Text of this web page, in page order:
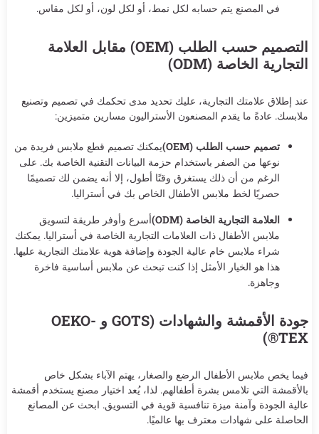
في المصنع يتم حسابه لكل نمط، أو لكل لون، أو لكل مقاس.
التصميم حسب الطلب (OEM) مقابل العلامة
التجارية الخاصة (ODM)
عند إطلاق علامتك التجارية، عليك تحديد مدى تحكمك في تصميم وتصنيع
ملابسك. عادةً ما يقدم المصنعون الأستراليون مسارين متميزين:
تصميم حسب الطلب (OEM)
يمكنك تصميم قطع ملابس فريدة من
نوعها من الصفر باستخدام حزمة البيانات التقنية الخاصة بك. على
الرغم من أن ذلك يستغرق وقتًا أطول، إلا أنه يضمن لك تصميمًا
حصريًا لخط ملابس الأطفال الخاص بك في أستراليا.
العلامة التجارية الخاصة (ODM)
أسرع وأوفر طريقة لتسويق
ملابس الأطفال ذات العلامات التجارية الخاصة في أستراليا. يمكنك
شراء ملابس خام عالية الجودة وإضافة هوية علامتك التجارية عليها.
هذا هو الخيار الأمثل إذا كنت تبحث عن ملابس أساسية فاخرة
وجاهزة.
جودة الأقمشة والشهادات (GOTS و OEKO-
TEX®)
فيما يخص ملابس الأطفال الرضع والصغار، يهتم الآباء بشكل خاص
بالأقمشة التي تلامس بشرة أطفالهم. لذا، يُعد اختيار مصنع يستخدم أقمشة
عالية الجودة وآمنة ميزة تنافسية قوية في التسويق. ابحث عن المصانع
الحاصلة على شهادات معترف بها عالميًا.